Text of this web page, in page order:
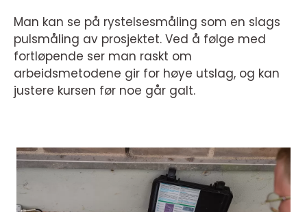
Man kan se på rystelsesmåling som en slags
pulsmåling av prosjektet. Ved å følge med
fortløpende ser man raskt om
arbeidsmetodene gir for høye utslag, og kan
justere kursen før noe går galt.